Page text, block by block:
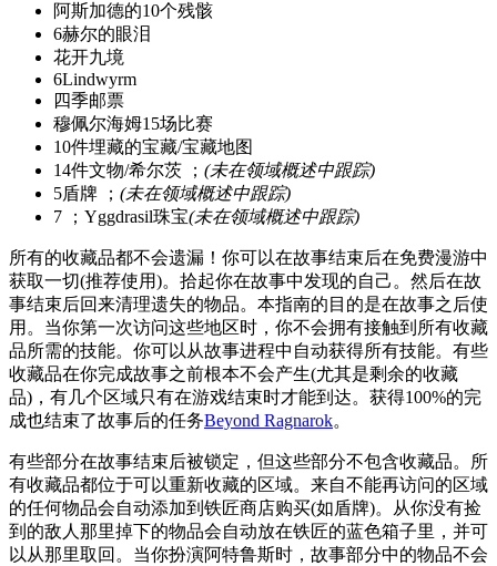
阿斯加德的10个残骸
6赫尔的眼泪
花开九境
6Lindwyrm
四季邮票
穆佩尔海姆15场比赛
10件埋藏的宝藏/宝藏地图
14件文物/希尔茨 ； (未在领域概述中跟踪)
5盾牌 ； (未在领域概述中跟踪)
7 ；Yggdrasil珠宝(未在领域概述中跟踪)
所有的收藏品都不会遗漏！你可以在故事结束后在免费漫游中
获取一切(推荐使用)。拾起你在故事中发现的自己。然后在故
事结束后回来清理遗失的物品。本指南的目的是在故事之后使
用。当你第一次访问这些地区时，你不会拥有接触到所有收藏
品所需的技能。你可以从故事进程中自动获得所有技能。有些
收藏品在你完成故事之前根本不会产生(尤其是剩余的收藏
品)，有几个区域只有在游戏结束时才能到达。获得100%的完
成也结束了故事后的任务Beyond Ragnarok。
有些部分在故事结束后被锁定，但这些部分不包含收藏品。所
有收藏品都位于可以重新收藏的区域。来自不能再访问的区域
的任何物品会自动添加到铁匠商店购买(如盾牌)。从你没有捡
到的敌人那里掉下的物品会自动放在铁匠的蓝色箱子里，并可
以从那里取回。当你扮演阿特鲁斯时，故事部分中的物品不会